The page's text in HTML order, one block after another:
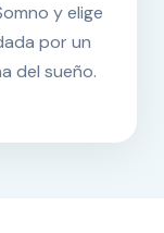
y elige
por un
del sueño.